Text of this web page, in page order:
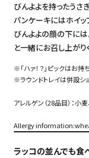
びんよよを持ったうさ
パンケーキにはホイッ
びんよよの顔の下には
と一緒にお召し上がり
※「ハァ！？」ピックはお持
※ラウンドトレイは併設シ
アレルゲン（28品目）：小
Allergy
ラッコの並んでも食